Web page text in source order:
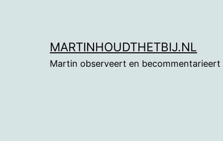
MARTINHOUDTHETBIJ.NL
Martin observeert en becommentarieert